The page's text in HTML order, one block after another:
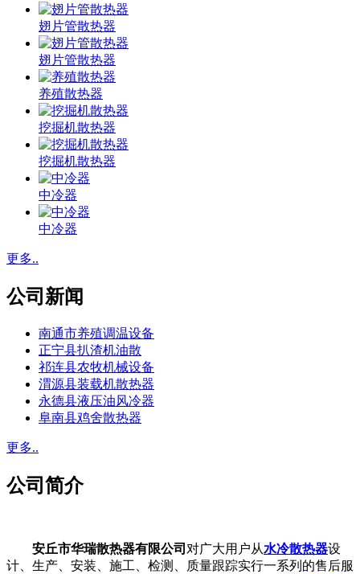
翅片管散热器
翅片管散热器
养殖散热器
挖掘机散热器
挖掘机散热器
中冷器
中冷器
更多..
公司新闻
南通市养殖调温设备
正宁县扒渣机油散
祁连县农牧机械设备
渭源县装载机散热器
永德县液压油风冷器
阜南县鸡舍散热器
更多..
公司简介
安丘市华瑞散热器有限公司 对广大用户从水冷散热器设
计、生产、安装、施工、检测、质量跟踪实行一系列的售后服